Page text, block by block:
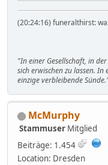
(20:24:16) funeralthirst:
"In einer Gesellschaft, in
sich erwischen zu lassen.
einzige verbleibende
McMurphy
Stammuser Mitglied
Beiträge: 1.454
Location: Dresden